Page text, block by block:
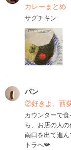
カレーまとめ
サグチキン
パン
②好きよ、西
カウンターで
ら、お店の人
南口を出て進
トラへ📯